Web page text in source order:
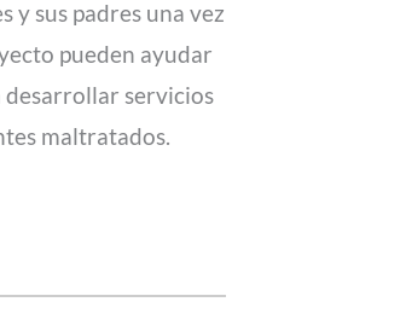
y sus padres una vez
pueden ayudar
desarrollar servicios
maltratados.